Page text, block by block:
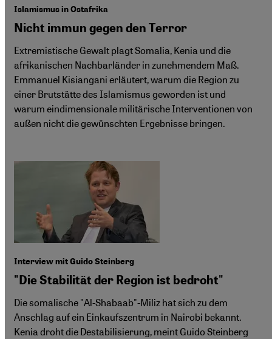
Islamismus in Ostafrika
Nicht immun gegen den Terror
Extremistische Gewalt plagt Somalia, Kenia und die
afrikanischen Nachbarländer in zunehmendem Maß.
Emmanuel Kisiangani erläutert, warum die Region zu
einer Brutstätte des Islamismus geworden ist und
warum eindimensionale militärische Interventionen von
außen nicht die gewünschten Ergebnisse bringen.
Interview mit Guido Steinberg
"Die Stabilität der Region ist bedroht"
Die somalische "Al-Shabaab"-Miliz hat sich zu dem
Anschlag auf ein Einkaufszentrum in Nairobi bekannt.
Kenia droht die Destabilisierung, meint Guido Steinberg